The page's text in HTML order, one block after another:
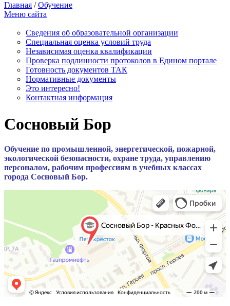
Главная /Обучение
Меню сайта
Сведения об образовательной организации
Cпециальная оценка условий труда
Независимая оценка квалификации
Проверка подлинности протоколов в Едином портале
Готовность документов ТАК
Нормативные документы
Это интересно!
Контактная информация
Сосновый Бор
Обучение по промышленной, энергетической, пожарной,
экологической безопасности, охране труда, управлению
персоналом, рабочим профессиям в учебных классах
города Сосновый Бор.